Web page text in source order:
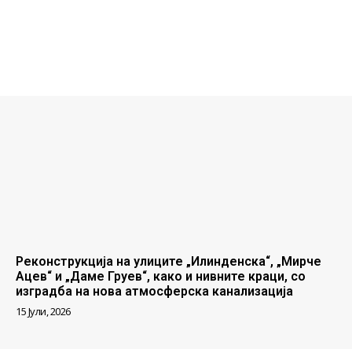
Реконструкција на улиците „Илинденска“, „Мирче
Ацев“ и „Даме Груев“, како и нивните краци, со
изградба на нова атмосферска канализација
15 Јули, 2026